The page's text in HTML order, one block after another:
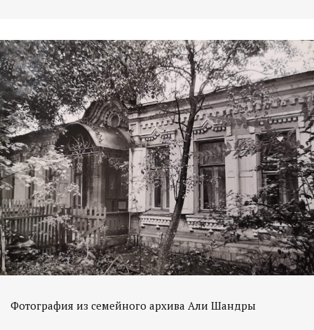
Фотография из семейного архива Али Шандры